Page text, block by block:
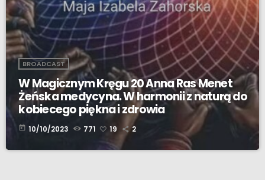
BROADCAST
W Magicznym Kręgu 20 Anna Ras Menet
Żeńska medycyna. W harmonii z naturą do
kobiecego piękna i zdrowia
today 10/10/2023 771 19 2